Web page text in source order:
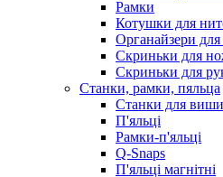
Рамки
Котушки для
Органайзери для
Скриньки для
Скриньки для
Станки, рамки, пяльца
Станки для
П'яльці
Рамки-п'яльці
Q-Snaps
П'яльці магнітні